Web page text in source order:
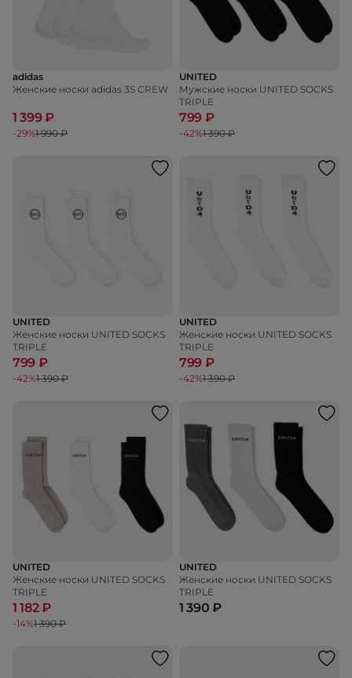
adidas
Женские носки adidas 3S CREW
1 399 ₽
-29%1 990 ₽
UNITED
Мужские носки UNITED SOCKS
TRIPLE
799 ₽
-42%1 390 ₽
UNITED
Женские носки UNITED SOCKS
TRIPLE
799 ₽
-42%1 390 ₽
UNITED
Женские носки UNITED SOCKS
TRIPLE
799 ₽
-42%1 390 ₽
UNITED
Женские носки UNITED SOCKS
TRIPLE
1 182 ₽
-14%1 390 ₽
UNITED
Женские носки UNITED SOCKS
TRIPLE
1 390 ₽